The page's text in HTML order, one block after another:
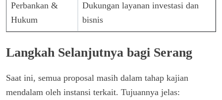
Perbankan &
Hukum
Dukungan layanan investasi dan
bisnis
Langkah Selanjutnya bagi Serang
Saat ini, semua proposal masih dalam tahap kajian
mendalam oleh instansi terkait. Tujuannya jelas: